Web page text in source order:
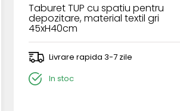
Taburet TUP cu spatiu pentru
depozitare, material textil gri
45xH40cm
Livrare rapida 3-7 zile
In stoc